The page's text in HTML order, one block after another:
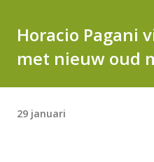
Horacio Pagani
met nieuw oud
29 januari